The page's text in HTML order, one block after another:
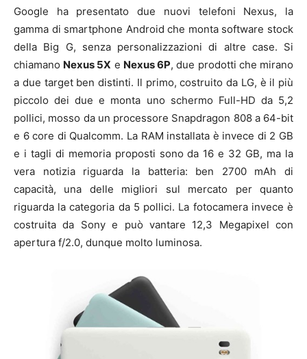
Google ha presentato due nuovi telefoni Nexus, la
gamma di smartphone Android che monta software stock
della Big G, senza personalizzazioni di altre case. Si
chiamano Nexus 5X e Nexus 6P, due prodotti che mirano
a due target ben distinti. Il primo, costruito da LG, è il più
piccolo dei due e monta uno schermo Full-HD da 5,2
pollici, mosso da un processore Snapdragon 808 a 64-bit
e 6 core di Qualcomm. La RAM installata è invece di 2 GB
e i tagli di memoria proposti sono da 16 e 32 GB, ma la
vera notizia riguarda la batteria: ben 2700 mAh di
capacità, una delle migliori sul mercato per quanto
riguarda la categoria da 5 pollici. La fotocamera invece è
costruita da Sony e può vantare 12,3 Megapixel con
apertura f/2.0, dunque molto luminosa.